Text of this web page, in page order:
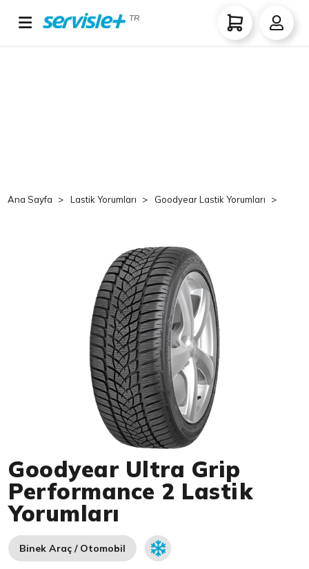
TR
Ana Sayfa Lastik Yorumları Goodyear Lastik Yorumları
Goodyear Ultra Grip
Performance 2 Lastik
Yorumları
Binek Araç / Otomobil